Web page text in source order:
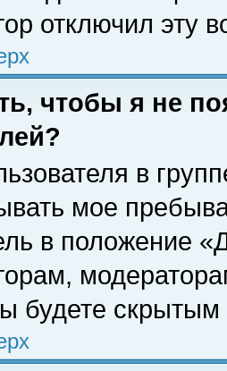
отключил эту
чтобы я не
в
мое
в положение
будете скрытым